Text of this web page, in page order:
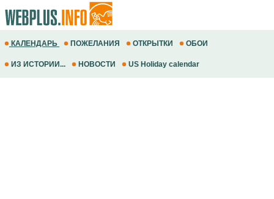
КАЛЕНДАРЬ ПОЖЕЛАНИЯ ОТКРЫТКИ ОБОИ
ИЗ ИСТОРИИ... НОВОСТИ US Holiday calendar